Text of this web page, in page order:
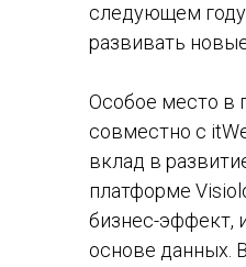
следующем году
развивать
Особое место в
совместно с
вклад в
платформе
бизнес-эффект,
основе данных.